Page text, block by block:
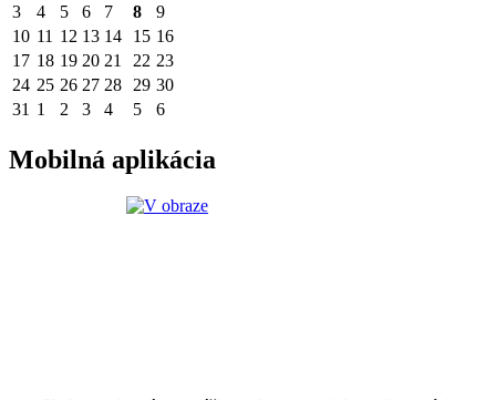
3
4 5 6 7 8
9
10 11 12 13 14 15 16
17 18 19 20 21 22 23
24 25 26 27 28 29 30
31 1 2 3 4 5 6
Mobilná aplikácia